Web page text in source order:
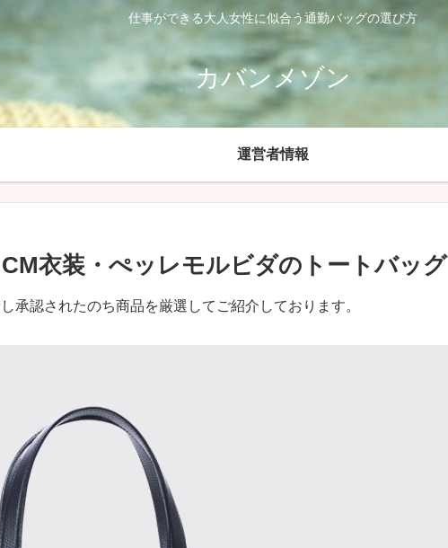
仕事ができる大人女性に似合う通勤バッグの選び方
カバンメゾン
運営者情報
CM衣装・ぺッレモルビダのトートバッグ
承認されたのち商品を厳選してご紹介しております。